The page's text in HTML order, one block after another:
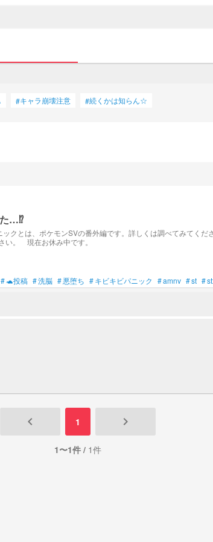
#キャラ崩壊注意 #続くかは知らん☆
…⁉︎
。 現在お休み中です。
#🐢投稿 #洗脳 #悪堕ち #キビキビパニック #amnv #st #
keyboard_arrow_left 1 keyboard_arrow_right
1〜1件 / 1件